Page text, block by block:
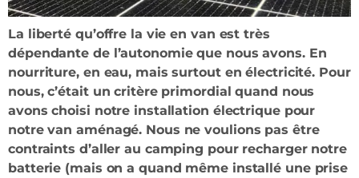
La liberté qu’offre la vie en van est très
dépendante de l’autonomie que nous avons. En
nourriture, en eau, mais surtout en électricité. Pour
nous, c’était un critère primordial quand nous
avons choisi notre installation électrique pour
notre van aménagé. Nous ne voulions pas être
contraints d’aller au camping pour recharger notre
batterie (mais on a quand même installé une prise